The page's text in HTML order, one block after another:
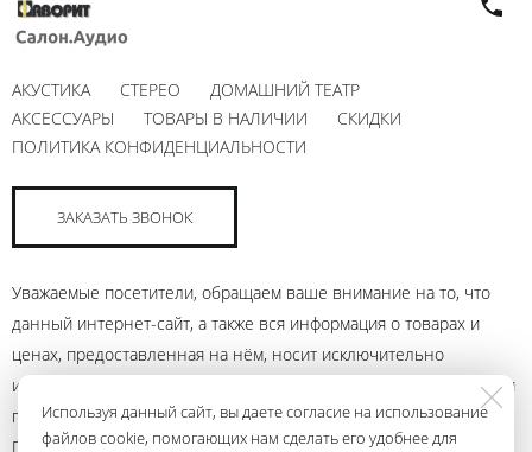
Используя данный сайт, вы даете согласие на использование
файлов cookie, помогающих нам сделать его удобнее для
АКУСТИКА СТЕРЕО
ДОМАШНИЙ ТЕАТР
АКСЕССУАРЫ
ТОВАРЫ В НАЛИЧИИ
СКИДКИ
ПОЛИТИКА КОНФИДЕНЦИАЛЬНОСТИ
ЗАКАЗАТЬ ЗВОНОК
Уважаемые посетители, обращаем ваше внимание на то, что
данный интернет-сайт, а также вся информация о товарах и
ценах, предоставленная на нём, носит исключительно
информационный характер и ни при каких условиях не является
публичной офертой, определяемой положениями Статьи 437
Гражданского кодекса Российской Федерации. Для получения